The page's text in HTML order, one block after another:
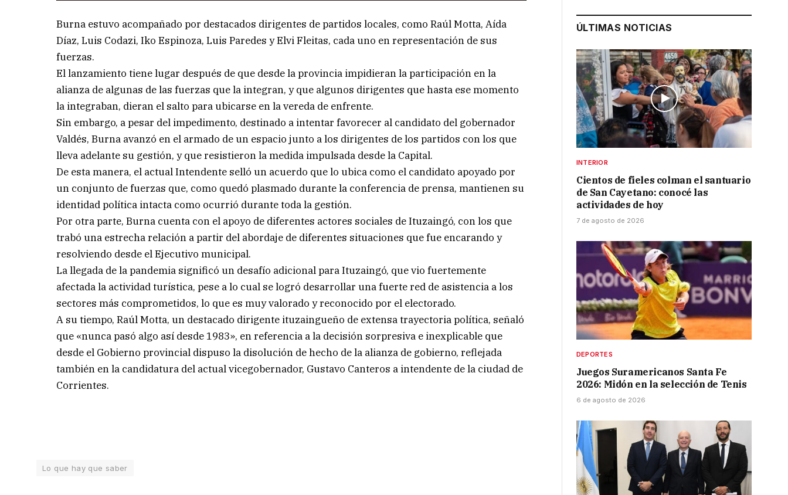
Burna estuvo acompañado por destacados dirigentes de partidos locales, como Raúl Motta, Aída
Díaz, Luis Codazi, Iko Espinoza, Luis Paredes y Elvi Fleitas, cada uno en representación de sus
fuerzas.
El lanzamiento tiene lugar después de que desde la provincia impidieran la participación en la
alianza de algunas de las fuerzas que la integran, y que algunos dirigentes que hasta ese momento
la integraban, dieran el salto para ubicarse en la vereda de enfrente.
Sin embargo, a pesar del impedimento, destinado a intentar favorecer al candidato del gobernador
Valdés, Burna avanzó en el armado de un espacio junto a los dirigentes de los partidos con los que
lleva adelante su gestión, y que resistieron la medida impulsada desde la Capital.
De esta manera, el actual Intendente selló un acuerdo que lo ubica como el candidato apoyado por
un conjunto de fuerzas que, como quedó plasmado durante la conferencia de prensa, mantienen su
identidad política intacta como ocurrió durante toda la gestión.
Por otra parte, Burna cuenta con el apoyo de diferentes actores sociales de Ituzaingó, con los que
trabó una estrecha relación a partir del abordaje de diferentes situaciones que fue encarando y
resolviendo desde el Ejecutivo municipal.
La llegada de la pandemia significó un desafío adicional para Ituzaingó, que vio fuertemente
afectada la actividad turística, pese a lo cual se logró desarrollar una fuerte red de asistencia a los
sectores más comprometidos, lo que es muy valorado y reconocido por el electorado.
A su tiempo, Raúl Motta, un destacado dirigente ituzaingueño de extensa trayectoria política, señaló
que «nunca pasó algo así desde 1983», en referencia a la decisión sorpresiva e inexplicable que
desde el Gobierno provincial dispuso la disolución de hecho de la alianza de gobierno, reflejada
también en la candidatura del actual vicegobernador, Gustavo Canteros a intendente de la ciudad de
Corrientes.
Lo que hay que saber
ÚLTIMAS NOTICIAS
INTERIOR
Cientos de fieles colman el santuario
de San Cayetano: conocé las
actividades de hoy
7 de agosto de 2026
DEPORTES
Juegos Suramericanos Santa Fe
2026: Midón en la selección de Tenis
6 de agosto de 2026